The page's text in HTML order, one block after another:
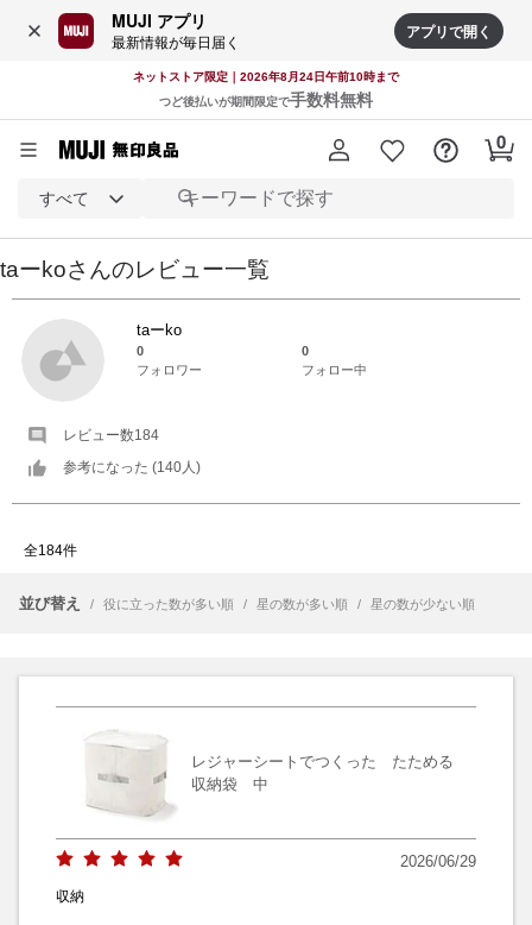
MUJI アプリ
最新情報が毎日届く アプリで開く
ネットストア限定｜2026年8月24日午前10時まで
つど後払いが期間限定で手数料無料
すべて
taーkoさんのレビュー一覧
taーko
0
0
フォロワー
フォロー中
レビュー数184
参考になった (140 人)
全184件
並び替え / 役に立った数が多い順 / 星の数が多い順 / 星の数が少ない順
レジャーシートでつくった たためる
収納袋 中
2026/06/29
収納